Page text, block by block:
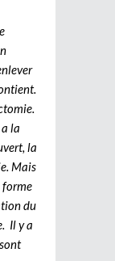
la
la
Mais
forme
du
Il y a